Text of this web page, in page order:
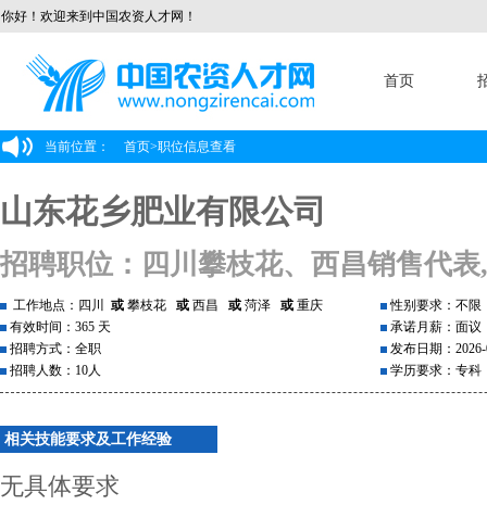
你好！欢迎来到中国农资人才网！
首页
当前位置： 首页>职位信息查看
山东花乡肥业有限公司
招聘职位：四川攀枝花、西昌销售代
工作地点：四川 或 攀枝花 或 西昌 或 菏泽 或 重庆
有效时间：365 天
招聘方式：全职
招聘人数：10人
性别要求：不限
承诺月薪：面议
发布日期：
学历要求：专科
相关技能要求及工作经验
无具体要求